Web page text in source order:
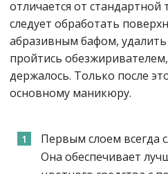
отличается от стандартной
следует обработать
абразивным бафом,
пройтись
держалось. Только после
основному маникюру.
Первым слоем всегда
Она обеспечивает